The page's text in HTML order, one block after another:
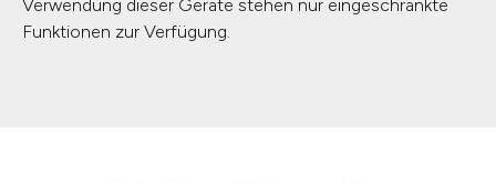
Verwendung dieser Geräte stehen nur eingeschränkte
Funktionen zur Verfügung.